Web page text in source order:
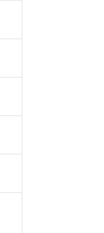
なる商品もある
提供可能な商品
査中または確認
商品です。
明した場合など
臭化ジフェニルエー
ルベンジル（BBP）
を示します。
とを示します。
に定める商品（
出許可(または役